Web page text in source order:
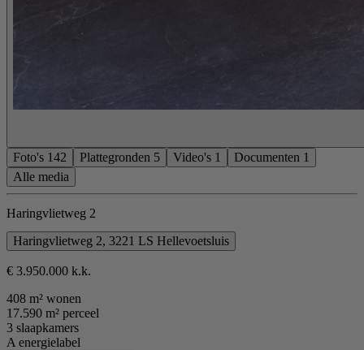
Foto's 142 Plattegronden 5 Video's 1 Documenten 1
Alle media
Haringvlietweg 2
Haringvlietweg 2, 3221 LS Hellevoetsluis
€ 3.950.000 k.k.
408 m² wonen
17.590 m² perceel
3 slaapkamers
A energielabel